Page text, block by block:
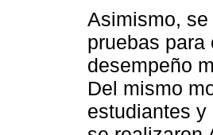
Asimismo,
pruebas
desempeño
Del mismo
estudiantes y